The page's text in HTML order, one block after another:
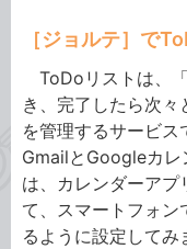
［ジョルテ］で
ToDoリストは、
き、完了したら次
を管理するサービ
GmailとGoogleカレ
は、カレンダーアプ
て、スマートフォン
るように設定してみ